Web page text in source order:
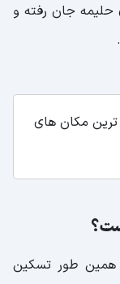
حلیمه جان رفته و
مکان های
همین طور تسکین